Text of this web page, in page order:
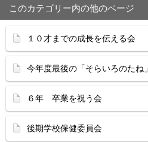
このカテゴリー内の他のページ
１０才までの成長を伝える会
今年度最後の「そらいろのたね」
６年 卒業を祝う会
後期学校保健委員会